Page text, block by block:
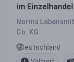
im
Norma
Co. KG
Deutschland